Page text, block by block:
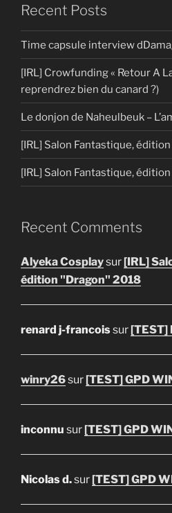
Recent Posts
Time capsule interview
[IRL] Crowfunding « Retour A
reprendrez bien du canard ?)
Le donjon de Naheulbeuk –
[IRL] Salon Fantastique,
[IRL] Salon Fantastique,
Recent Comments
Alyeka Cosplaysur[IRL]
édition "Dragon" 2018
renard j-francoissur[TEST]
winry26sur[TEST] GPD
inconnu sur[TEST] GPD
Nicolas d.sur[TEST] GPD